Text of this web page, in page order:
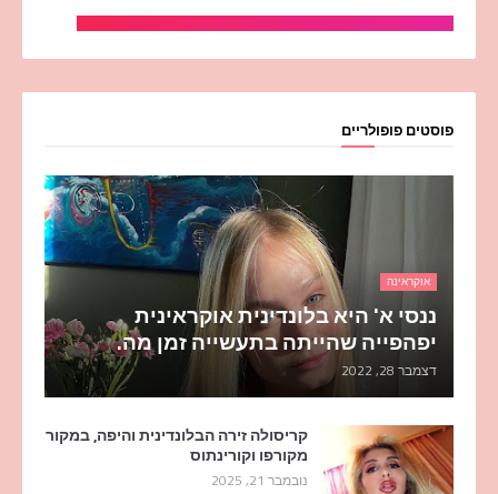
פוסטים פופולריים
אוקראינה
ננסי א' היא בלונדינית אוקראינית
יפהפייה שהייתה בתעשייה זמן מה.
דצמבר 28, 2022
קריסולה זירה הבלונדינית והיפה, במקור
מקורפו וקורינתוס
נובמבר 21, 2025